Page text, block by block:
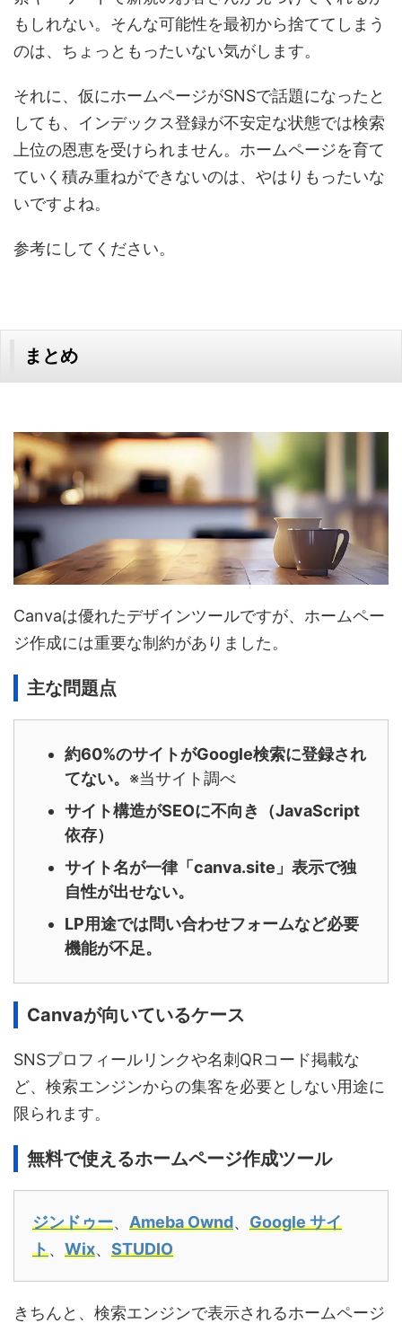
もしれない。そんな可能性を最初から捨ててしまう
のは、ちょっともったいない気がします。
それに、仮にホームページがSNSで話題になったと
しても、インデックス登録が不安定な状態では検索
上位の恩恵を受けられません。ホームページを育て
ていく積み重ねができないのは、やはりもったいな
いですよね。
参考にしてください。
まとめ
Canvaは優れたデザインツールですが、ホームペー
ジ作成には重要な制約がありました。
主な問題点
約60%のサイトがGoogle検索に登録され
てない。 ※当サイト調べ
サイト構造がSEOに不向き（JavaScript
依存）
サイト名が一律「canva.site」表示で独
自性が出せない。
LP用途では問い合わせフォームなど必要
機能が不足。
Canvaが向いているケース
SNSプロフィールリンクや名刺QRコード掲載な
ど、検索エンジンからの集客を必要としない用途に
限られます。
無料で使えるホームページ作成ツール
ジンドゥー、 Ameba Ownd、 Google サイ
ト、 Wix、 STUDIO
きちんと、検索エンジンで表示されるホームページ